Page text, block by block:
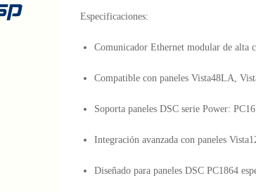
Especificaciones:
Comunicador Ethernet modular de alta
Compatible con paneles Vista48LA,
Soporta paneles DSC serie Power:
Integración avanzada con paneles
Diseñado para paneles DSC PC1864